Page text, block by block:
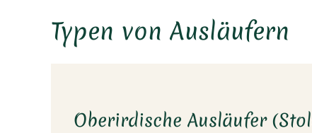
Typen von Ausläufern
Oberirdische Ausläufer